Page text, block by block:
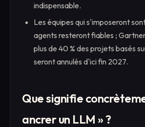
indispensable.
Les équipes qui s'imposeront
agents resteront fiables ;
plus de 40 % des projets basés
seront annulés d'ici fin 2027.
Que signifie
ancrer un LLM » ?